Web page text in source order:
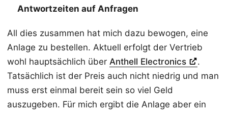
Antwortzeiten auf Anfragen
All dies zusammen hat mich dazu bewogen, eine
Anlage zu bestellen. Aktuell erfolgt der Vertrieb
wohl hauptsächlich über Anthell Electronics
.
Tatsächlich ist der Preis auch nicht niedrig und man
muss erst einmal bereit sein so viel Geld
auszugeben. Für mich ergibt die Anlage aber ein